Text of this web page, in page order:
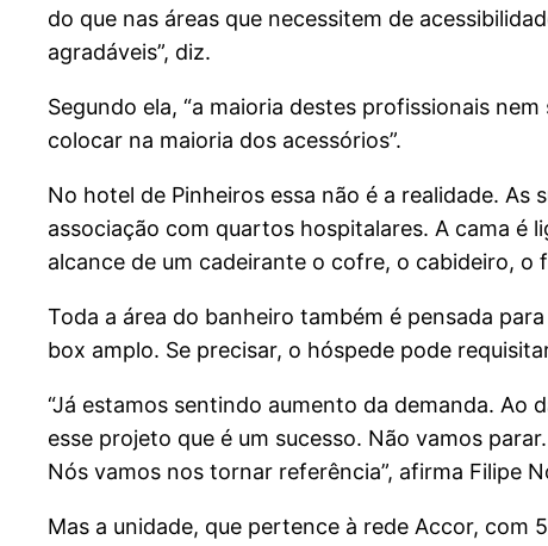
do que nas áreas que necessitem de
agradáveis”, diz.
Segundo ela, “a maioria destes profissionais
colocar na maioria dos acessórios”.
No hotel de Pinheiros essa não é a realidade.
associação com quartos hospitalares. A cama é
alcance de um cadeirante o cofre, o cabideiro,
Toda a área do banheiro também é pensada
box amplo. Se precisar, o hóspede pode
“Já estamos sentindo aumento da demanda.
esse projeto que é um sucesso. Não vamos
Nós vamos nos tornar referência”, afirma Filipe
Mas a unidade, que pertence à rede Accor,